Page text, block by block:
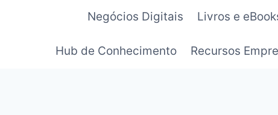
Negócios Digitais Livros e
Hub de Conhecimento Recursos